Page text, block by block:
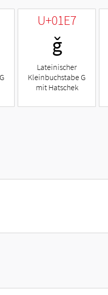
U+01E7
ǧ
Lateinischer
Kleinbuchstabe G
mit Hatschek